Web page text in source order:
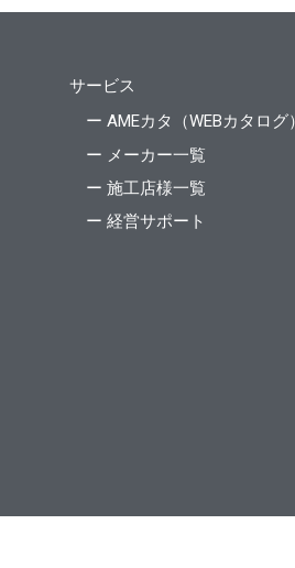
サービス
ー AMEカタ（WEBカタログ）
ー メーカー一覧
ー 施工店様一覧
ー 経営サポート